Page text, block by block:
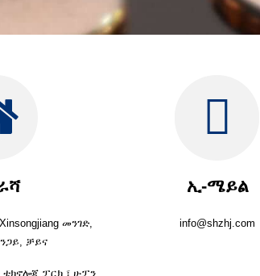
መንገድ,
ቻይና
ቴክኖሎጂ ፓርክ ፣ ሁፓን
ኢ-ሜይል
info@shzhj.com